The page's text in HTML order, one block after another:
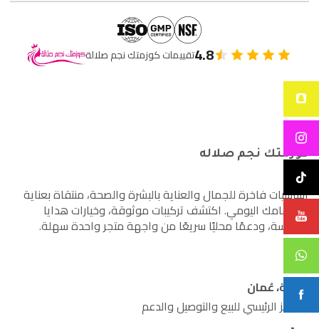
4.8تقييمات كوزمتك نجم صلالة
كوزمتك نجم صلاله
أساسيات فاخرة للجمال والعناية بالبشرة والصحة، منتقاة بعناية
لاهتمامك اليومي. اكتشف تركيبات موثوقة، وخيارات هدايا
مدروسة، ودعمًا محليًا سريعًا من واجهة متجر واحدة سهلة.
صلالة، عُمان
المركز الرئيسي للبيع والتوصيل والدعم